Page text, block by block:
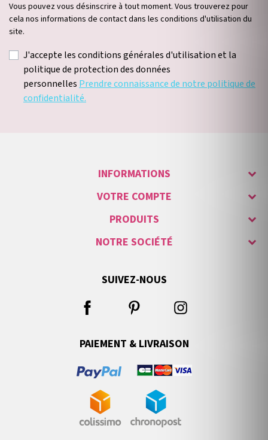
Vous pouvez vous désinscrire à tout moment. Vous trouverez pour
cela nos informations de contact dans les conditions d'utilisation du
site.
J'accepte les conditions générales d'utilisation et la
politique de protection des données
personnellesPrendre connaissance de notre politique de
confidentialité.
INFORMATIONS
VOTRE COMPTE
PRODUITS
NOTRE SOCIÉTÉ
SUIVEZ-NOUS
PAIEMENT & LIVRAISON